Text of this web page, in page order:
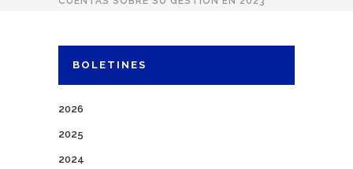
BOLETINES
2026
2025
2024